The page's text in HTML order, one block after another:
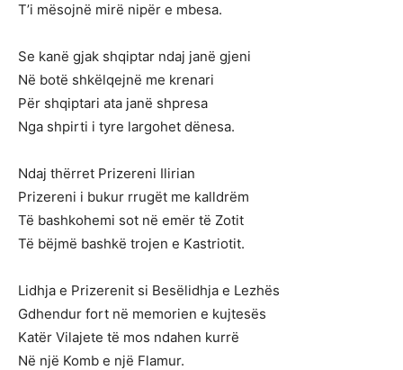
T’i mësojnë mirë nipër e mbesa.
Se kanë gjak shqiptar ndaj janë gjeni
Në botë shkëlqejnë me krenari
Për shqiptari ata janë shpresa
Nga shpirti i tyre largohet dënesa.
Ndaj thërret Prizereni Ilirian
Prizereni i bukur rrugët me kalldrëm
Të bashkohemi sot në emër të Zotit
Të bëjmë bashkë trojen e Kastriotit.
Lidhja e Prizerenit si Besëlidhja e Lezhës
Gdhendur fort në memorien e kujtesës
Katër Vilajete të mos ndahen kurrë
Në një Komb e një Flamur.